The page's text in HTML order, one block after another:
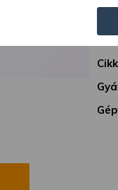
szerint
előtt részletesebb
adatainak
tiltakozni az ilyen
visszatérve